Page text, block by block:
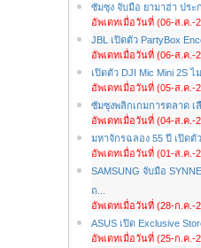
ซัมซุง จับมือ ยามาฮ่า ประ
อัพเดทเมื่อวันที่ (06-ส.ค.-
JBL เปิดตัว PartyBox
อัพเดทเมื่อวันที่ (06-ส.ค.-
เปิดตัว DJI Mic Mini 2S ไ
อัพเดทเมื่อวันที่ (05-ส.ค.-
ซัมซุงพลิกเกมการตลาด เ
อัพเดทเมื่อวันที่ (04-ส.ค.-
มหาจักรฉลอง 55 ปี เปิดตัว
อัพเดทเมื่อวันที่ (01-ส.ค.-
SAMSUNG จับมือ
ถ...
อัพเดทเมื่อวันที่ (28-ก.ค.-
ASUS เปิด Exclusive
อัพเดทเมื่อวันที่ (25-ก.ค.-